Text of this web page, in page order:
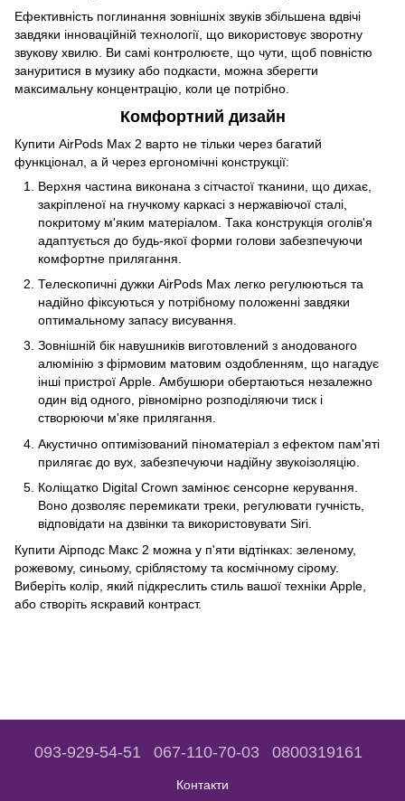
Ефективність поглинання зовнішніх звуків збільшена вдвічі
завдяки інноваційній технології, що використовує зворотну
звукову хвилю. Ви самі контролюєте, що чути, щоб повністю
зануритися в музику або подкасти, можна зберегти
максимальну концентрацію, коли це потрібно.
Комфортний дизайн
Купити AirPods Max 2 варто не тільки через багатий
функціонал, а й через ергономічні конструкції:
Верхня частина виконана з сітчастої тканини, що дихає,
закріпленої на гнучкому каркасі з нержавіючої сталі,
покритому м'яким матеріалом. Така конструкція оголів'я
адаптується до будь-якої форми голови забезпечуючи
комфортне прилягання.
Телескопичні дужки AirPods Max легко регулюються та
надійно фіксуються у потрібному положенні завдяки
оптимальному запасу висування.
Зовнішній бік навушників виготовлений ​​з анодованого
алюмінію з фірмовим матовим оздобленням, що нагадує
інші пристрої Apple. Амбушюри обертаються незалежно
один від одного, рівномірно розподіляючи тиск і
створюючи м'яке прилягання.
Акустично оптимізований піноматеріал з ефектом пам'яті
прилягає до вух, забезпечуючи надійну звукоізоляцію.
Коліщатко Digital Crown замінює сенсорне керування.
Воно дозволяє перемикати треки, регулювати гучність,
відповідати на дзвінки та використовувати Siri.
Купити Аірподс Макс 2 можна у п'яти відтінках: зеленому,
рожевому, синьому, сріблястому та космічному сірому.
Виберіть колір, який підкреслить стиль вашої техніки Apple,
або створіть яскравий контраст.
093-929-54-51 067-110-70-03 0800319161
Контакти